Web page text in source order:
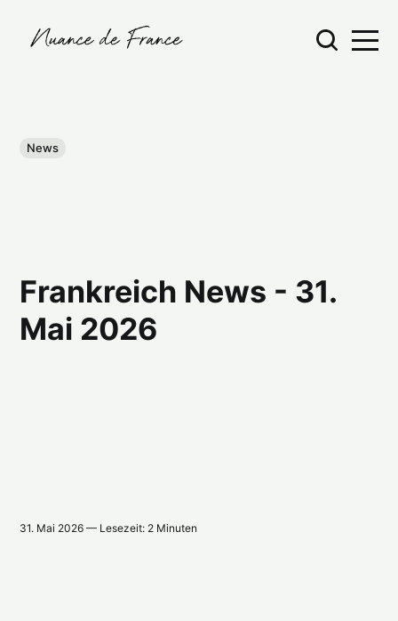
News
Frankreich News - 31.
Mai 2026
31. Mai 2026 — Lesezeit: 2 Minuten